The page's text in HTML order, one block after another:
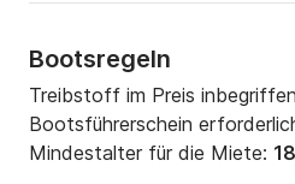
Bootsregeln
Treibstoff im Preis
Bootsführerschein
Mindestalter für die Miete: